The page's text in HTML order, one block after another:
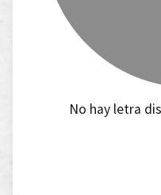
No hay letra